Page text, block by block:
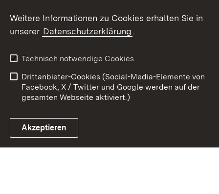
Link zum Landesportal
Kontakt
Impressum
Cookies
Weitere Informationen zu Cookies erhalten Sie in
unserer Datenschutzerklärung.
Technisch notwendige Cookies
Drittanbieter-Cookies (Social-Media-Elemente von
Facebook, X / Twitter und Google werden auf der
gesamten Webseite aktiviert.)
Akzeptieren